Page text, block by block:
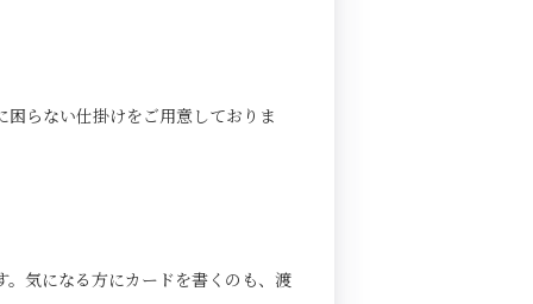
らない仕掛けをご用意しておりま
気になる方にカードを書くのも、渡